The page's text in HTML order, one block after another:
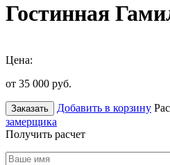
Гостинная
Цена:
от 35 000 руб.
Заказать Добавить в корзину
замерщика
Получить расчет